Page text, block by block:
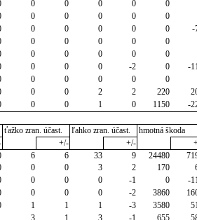
0 0 0 0 0
0 0 0 0 0
0 0 0 0 0 -
0 0 0 0 0
0 0 0 0 0
0 0 0 -2 0 -
0 0 0 0 0
0 0 2 2 220
0 0 1 0 1150 -
ťažko zran. účast. ľahko zran. účast. hmotná škoda
+/- +/-
6 6 33 9 24480
0 0 3 2 170
0 0 0 -1 0 -
0 0 0 -2 3860
1 1 1 -3 3580